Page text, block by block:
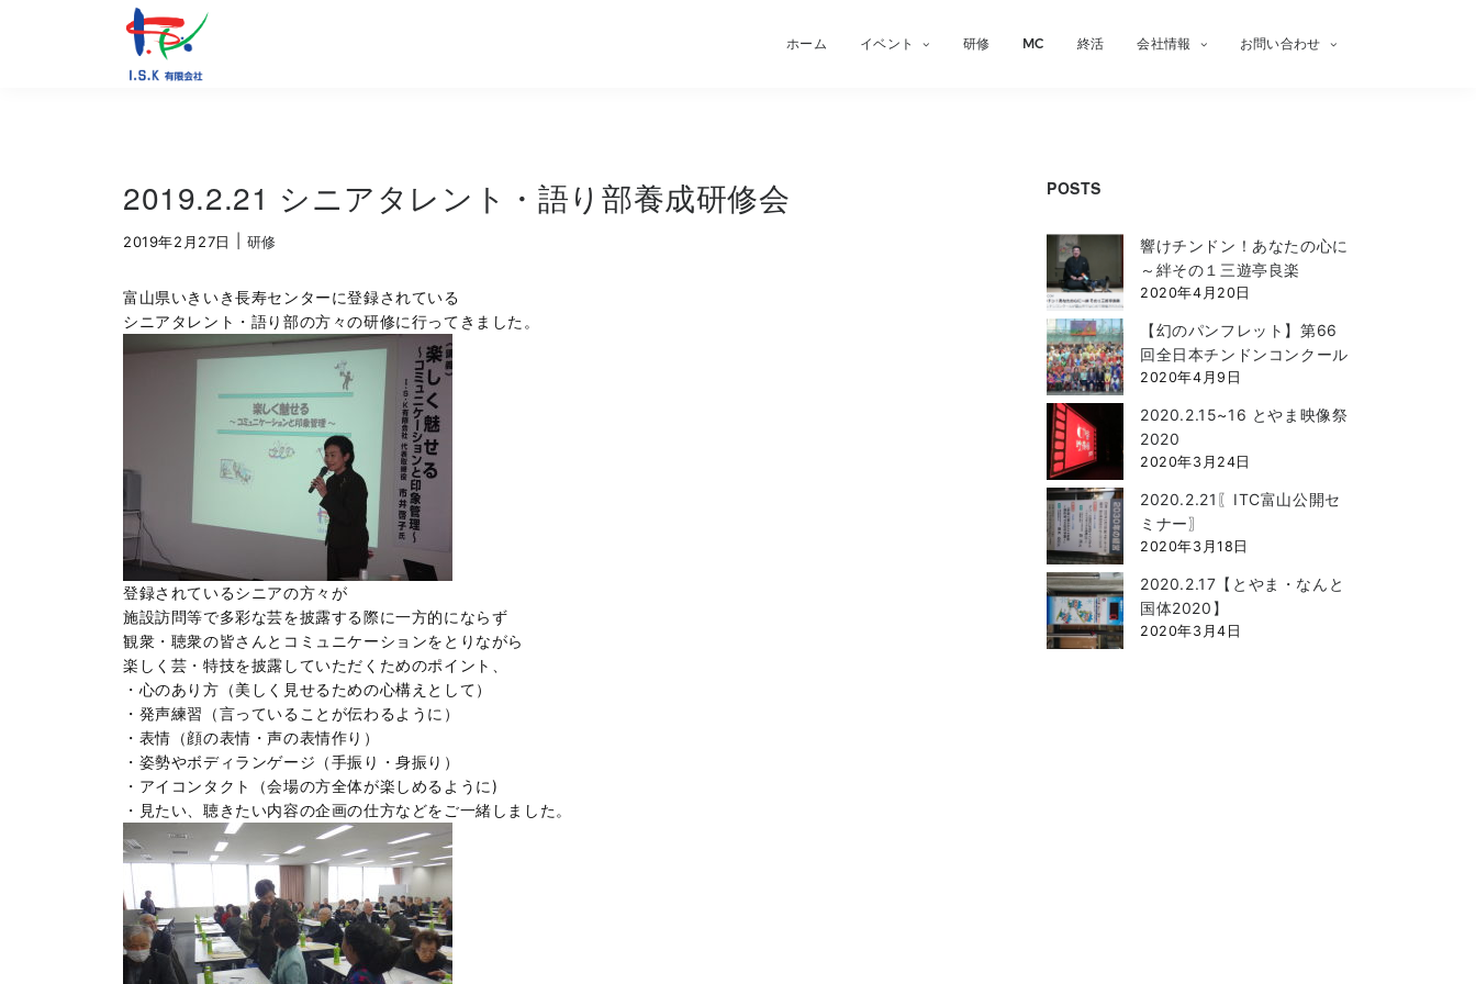
ホーム イベント 研修 MC 終活 会社情報 お問い合わせ
2019.2.21 シニアタレント・語り部養成研修会
2019年2月27日 研修
富山県いきいき長寿センターに登録されている
シニアタレント・語り部の方々の研修に行ってきました。
登録されているシニアの方々が
施設訪問等で多彩な芸を披露する際に一方的にならず
観衆・聴衆の皆さんとコミュニケーションをとりながら
楽しく芸・特技を披露していただくためのポイント、
・心のあり方（美しく見せるための心構えとして）
・発声練習（言っていることが伝わるように）
・表情（顔の表情・声の表情作り）
・姿勢やボディランゲージ（手振り・身振り）
・アイコンタクト（会場の方全体が楽しめるように)
・見たい、聴きたい内容の企画の仕方などをご一緒しました。
POSTS
響けチンドン！あなたの心に
～絆その１三遊亭良楽
2020年4月20日
【幻のパンフレット】第66
回全日本チンドンコンクール
2020年4月9日
2020.2.15~16 とやま映像祭
2020
2020年3月24日
2020.2.21〖ITC富山公開セ
ミナー〗
2020年3月18日
2020.2.17【とやま・なんと
国体2020】
2020年3月4日